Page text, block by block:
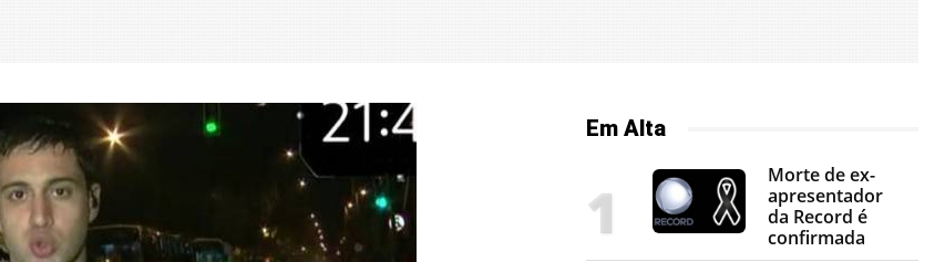
Em Alta
Morte de ex-
apresentador
da Record é
confirmada